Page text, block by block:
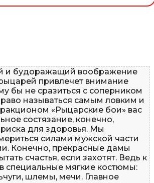
и будоражащий воображение
привлечет внимание
бы не сразиться с соперником
называться самым ловким и
«Рыцарские бои» вас
состязание, конечно,
для здоровья. Мы
силами мужской части
Конечно, прекрасные дамы
счастья, если захотят. Ведь к
специальные мягкие костюмы:
шлемы, мечи. Главное